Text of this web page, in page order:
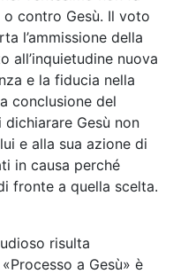
contro Gesù. Il voto
l’ammissione della
all’inquietudine nuova
e la fiducia nella
conclusione del
Gesù non
e alla sua azione di
in causa perché
fronte a quella scelta.
risulta
a Gesù» è